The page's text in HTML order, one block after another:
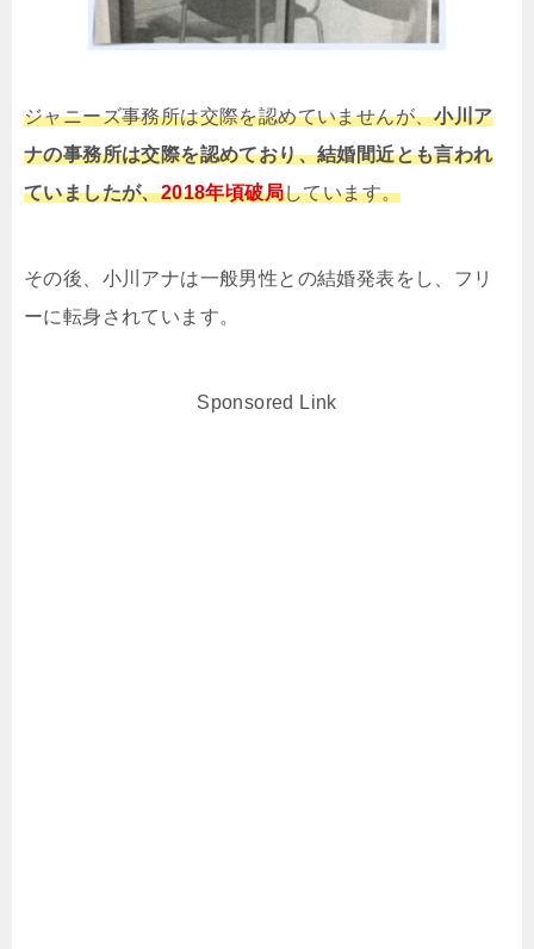
ジャニーズ事務所は交際を認めていませんが、小川ア
ナの事務所は交際を認めており、結婚間近とも言われ
ていましたが、2018年頃破局しています。
その後、小川アナは一般男性との結婚発表をし、フリ
ーに転身されています。
Sponsored Link